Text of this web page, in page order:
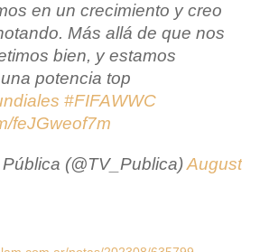
en un crecimiento y creo
Más allá de que nos
bien, y estamos
potencia top
#FIFAWWC
feJGweof7m
(@TV_Publica)August